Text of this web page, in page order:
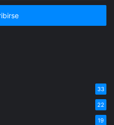
33
22
19